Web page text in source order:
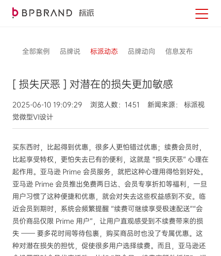
全部案例 品牌说 标派动态 品牌动向 信息发布
[ 损失厌恶 ] 对潜在的损失更加敏感
2025-06-10 19:09:29 浏览人数：1451 新闻来源： 标派视
觉微型VI设计
买东西时，比起得到优惠，很多人更怕错过优惠；续费会员时，
比起享受特权，更怕失去已有的便利，这就是 “损失厌恶” 心理在
起作用。亚马逊 Prime 会员服务，就把这种心理用得恰到好处。
亚马逊 Prime 会员推出免费两日达、会员专享折扣等福利，一旦
用户习惯了这种便捷和优惠，就会对失去这些权益感到不安。临
近会员到期时，系统会频繁提醒 “续费可继续享受极速配送”“会
员价商品仅限 Prime 用户”，让用户直观感受到不续费带来的损
失 —— 要多花时间等待包裹，购买商品时也没了专属优惠。这
种对潜在损失的担忧，促使很多用户选择续费。而且，亚马逊还